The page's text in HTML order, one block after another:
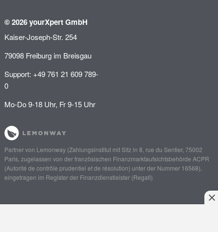
© 2026 yourXpert GmbH
Kaiser-Joseph-Str. 254
79098 Freiburg im Breisgau
Support: +49 761 21 609 789-
0
Mo-Do 9-18 Uhr, Fr 9-15 Uhr
Partner von Lemonway(Zahlungsinstitut mit Sitz in 8, rue du Sentier, 75002
Paris, zugelassen von der französischen Finanzmarktaufsichtsbehörde ACPR
(Autorité de contrôle prudentiel et de résolution) unter der Nummer 16568),
eingetragen im Register der Finanzdienstleister (Regafi)